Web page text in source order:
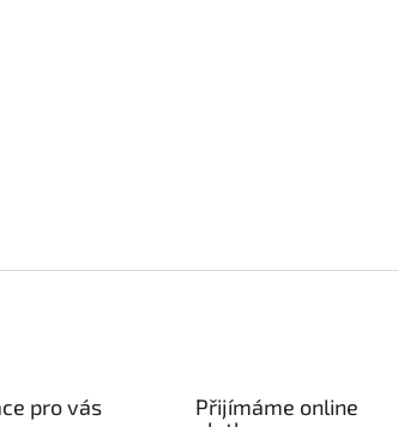
pro vás
Přijímáme online